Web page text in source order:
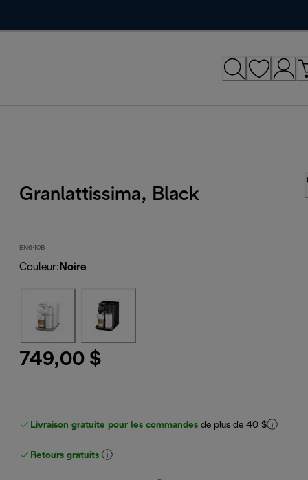
Granlattissima, Black
EN640B
Couleur: Noire
749,00 $
Livraison gratuite pour les commandes de plus de 40 $
Retours gratuits